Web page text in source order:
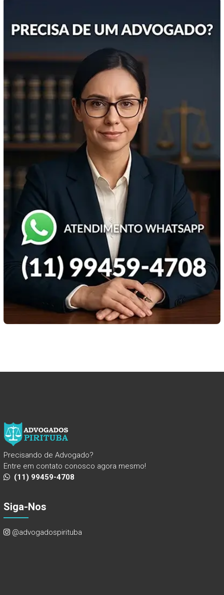
Precisando de Advogado?
Entre em contato conosco agora mesmo!
(11) 99459-4708
Siga-Nos
@advogadospirituba